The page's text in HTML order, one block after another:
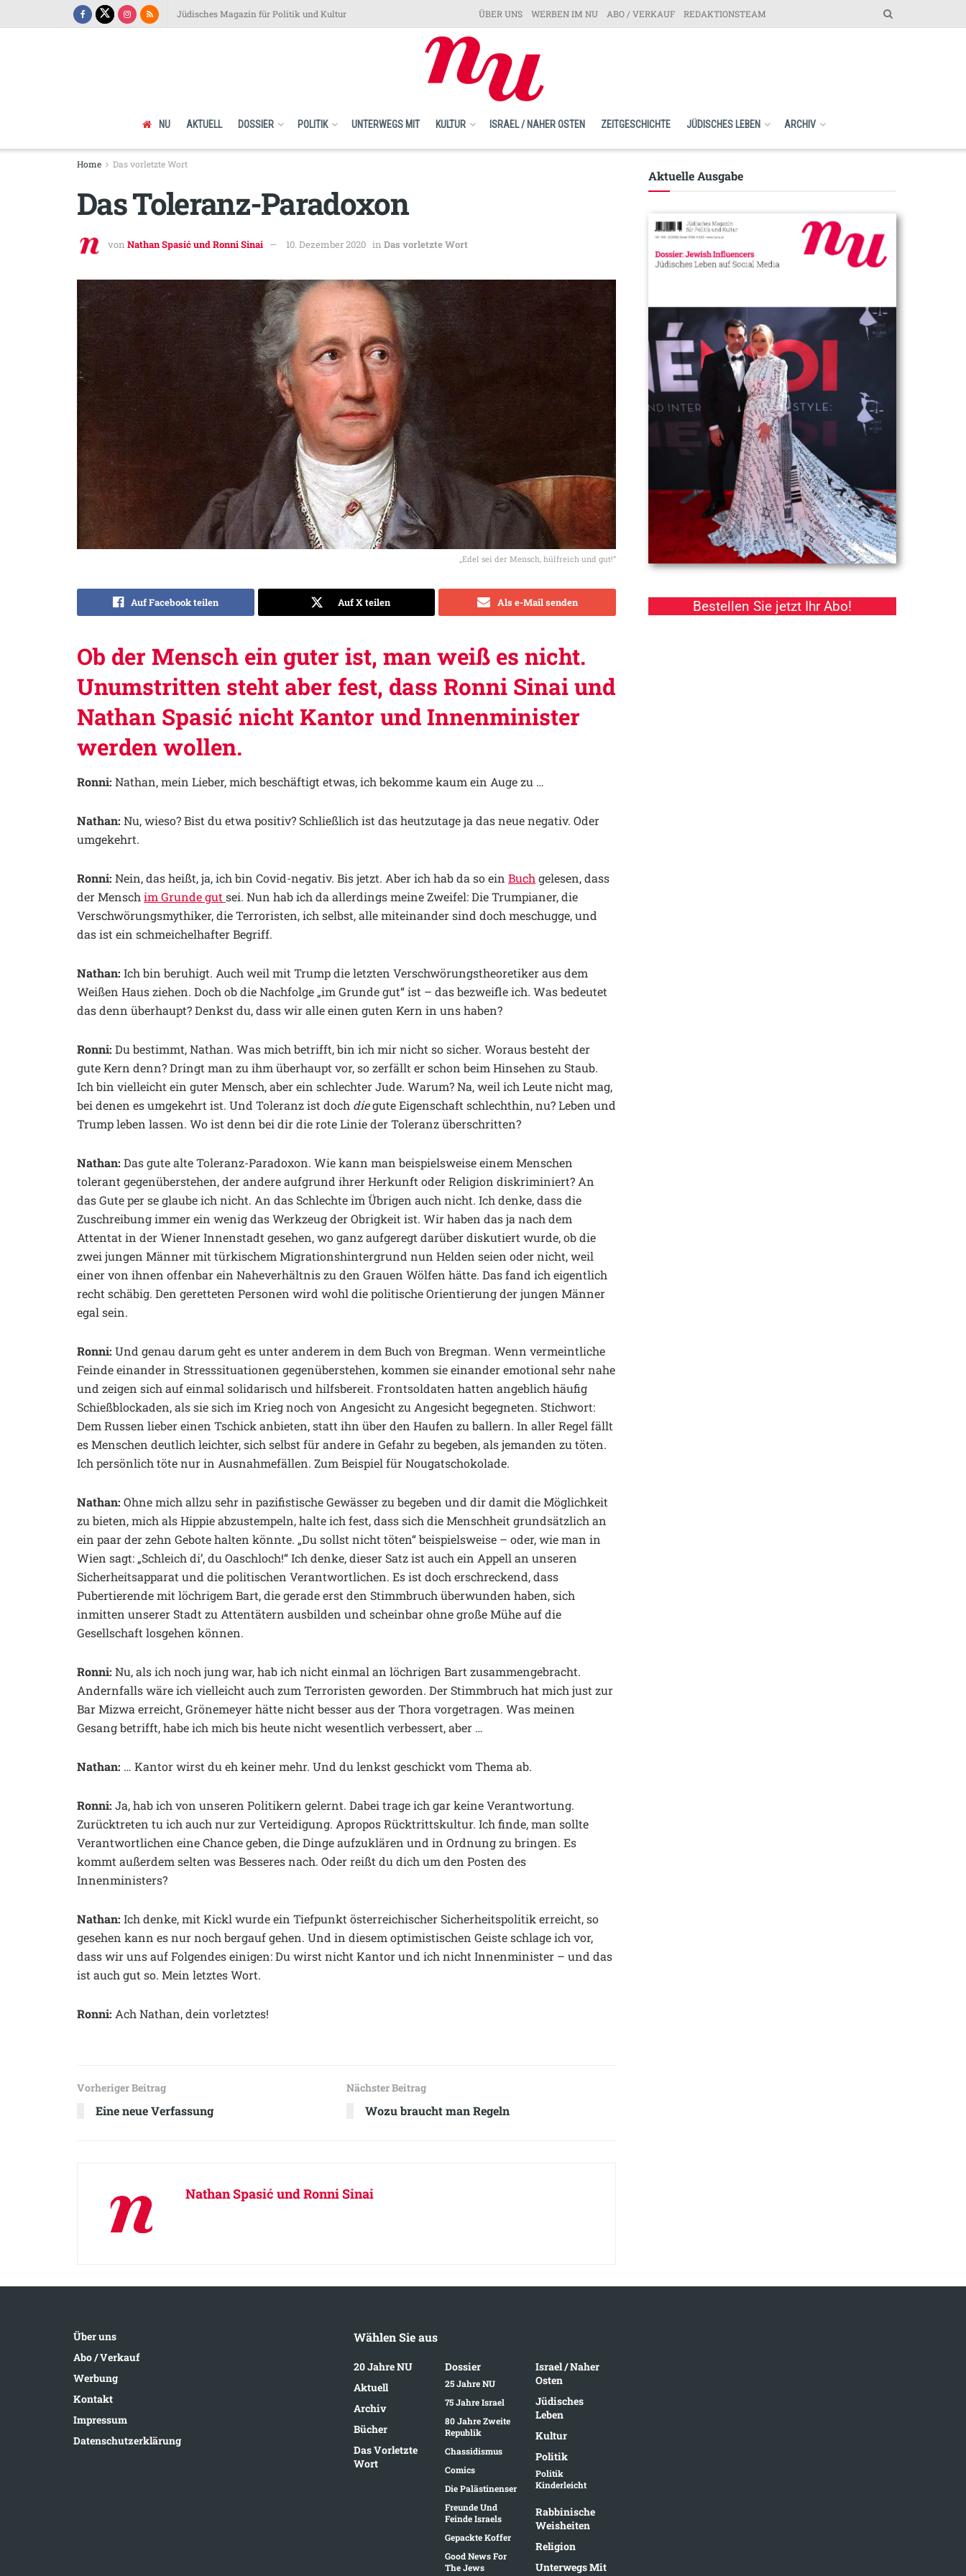
Jüdisches Magazin für Politik und Kultur ÜBER UNS WERBEN IM NU ABO / VERKAUF REDAKTIONSTEAM
NU AKTUELL DOSSIER POLITIK UNTERWEGS MIT KULTUR ISRAEL / NAHER OSTEN ZEITGESCHICHTE JÜDISCHES LEBEN ARCHIV
Home Das vorletzte Wort
Das Toleranz-Paradoxon
von Nathan Spasić und Ronni Sinai 10. Dezember 2020 in Das vorletzte Wort
„Edel sei der Mensch, hülfreich und gut!“
Auf Facebook teilen Auf X teilen Als e-Mail senden
Ob der Mensch ein guter ist, man weiß es nicht.
Unumstritten steht aber fest, dass Ronni Sinai und
Nathan Spasić nicht Kantor und Innenminister
werden wollen.
Ronni: Nathan, mein Lieber, mich beschäftigt etwas, ich bekomme kaum ein Auge zu …
Nathan: Nu, wieso? Bist du etwa positiv? Schließlich ist das heutzutage ja das neue negativ. Oder
umgekehrt.
Ronni: Nein, das heißt, ja, ich bin Covid-negativ. Bis jetzt. Aber ich hab da so ein Buchgelesen, dass
der Menschim Grunde gutsei. Nun hab ich da allerdings meine Zweifel: Die Trumpianer, die
Verschwörungsmythiker, die Terroristen, ich selbst, alle miteinander sind doch meschugge, und
das ist ein schmeichelhafter Begriff.
Nathan: Ich bin beruhigt. Auch weil mit Trump die letzten Verschwörungstheoretiker aus dem
Weißen Haus ziehen. Doch ob die Nachfolge „im Grunde gut“ ist – das bezweifle ich. Was bedeutet
das denn überhaupt? Denkst du, dass wir alle einen guten Kern in uns haben?
Ronni: Du bestimmt, Nathan. Was mich betrifft, bin ich mir nicht so sicher. Woraus besteht der
gute Kern denn? Dringt man zu ihm überhaupt vor, so zerfällt er schon beim Hinsehen zu Staub.
Ich bin vielleicht ein guter Mensch, aber ein schlechter Jude. Warum? Na, weil ich Leute nicht mag,
bei denen es umgekehrt ist. Und Toleranz ist doch diegute Eigenschaft schlechthin, nu? Leben und
Trump leben lassen. Wo ist denn bei dir die rote Linie der Toleranz überschritten?
Nathan: Das gute alte Toleranz-Paradoxon. Wie kann man beispielsweise einem Menschen
tolerant gegenüberstehen, der andere aufgrund ihrer Herkunft oder Religion diskriminiert? An
das Gute per se glaube ich nicht. An das Schlechte im Übrigen auch nicht. Ich denke, dass die
Zuschreibung immer ein wenig das Werkzeug der Obrigkeit ist. Wir haben das ja nach dem
Attentat in der Wiener Innenstadt gesehen, wo ganz aufgeregt darüber diskutiert wurde, ob die
zwei jungen Männer mit türkischem Migrationshintergrund nun Helden seien oder nicht, weil
einer von ihnen offenbar ein Naheverhältnis zu den Grauen Wölfen hätte. Das fand ich eigentlich
recht schäbig. Den geretteten Personen wird wohl die politische Orientierung der jungen Männer
egal sein.
Ronni: Und genau darum geht es unter anderem in dem Buch von Bregman. Wenn vermeintliche
Feinde einander in Stresssituationen gegenüberstehen, kommen sie einander emotional sehr nahe
und zeigen sich auf einmal solidarisch und hilfsbereit. Frontsoldaten hatten angeblich häufig
Schießblockaden, als sie sich im Krieg noch von Angesicht zu Angesicht begegneten. Stichwort:
Dem Russen lieber einen Tschick anbieten, statt ihn über den Haufen zu ballern. In aller Regel fällt
es Menschen deutlich leichter, sich selbst für andere in Gefahr zu begeben, als jemanden zu töten.
Ich persönlich töte nur in Ausnahmefällen. Zum Beispiel für Nougatschokolade.
Nathan: Ohne mich allzu sehr in pazifistische Gewässer zu begeben und dir damit die Möglichkeit
zu bieten, mich als Hippie abzustempeln, halte ich fest, dass sich die Menschheit grundsätzlich an
ein paar der zehn Gebote halten könnte. „Du sollst nicht töten“ beispielsweise – oder, wie man in
Wien sagt: „Schleich di’, du Oaschloch!“ Ich denke, dieser Satz ist auch ein Appell an unseren
Sicherheitsapparat und die politischen Verantwortlichen. Es ist doch erschreckend, dass
Pubertierende mit löchrigem Bart, die gerade erst den Stimmbruch überwunden haben, sich
inmitten unserer Stadt zu Attentätern ausbilden und scheinbar ohne große Mühe auf die
Gesellschaft losgehen können.
Ronni: Nu, als ich noch jung war, hab ich nicht einmal an löchrigen Bart zusammengebracht.
Andernfalls wäre ich vielleicht auch zum Terroristen geworden. Der Stimmbruch hat mich just zur
Bar Mizwa erreicht, Grönemeyer hätte nicht besser aus der Thora vorgetragen. Was meinen
Gesang betrifft, habe ich mich bis heute nicht wesentlich verbessert, aber …
Nathan: … Kantor wirst du eh keiner mehr. Und du lenkst geschickt vom Thema ab.
Ronni: Ja, hab ich von unseren Politikern gelernt. Dabei trage ich gar keine Verantwortung.
Zurücktreten tu ich auch nur zur Verteidigung. Apropos Rücktrittskultur. Ich finde, man sollte
Verantwortlichen eine Chance geben, die Dinge aufzuklären und in Ordnung zu bringen. Es
kommt außerdem selten was Besseres nach. Oder reißt du dich um den Posten des
Innenministers?
Nathan: Ich denke, mit Kickl wurde ein Tiefpunkt österreichischer Sicherheitspolitik erreicht, so
gesehen kann es nur noch bergauf gehen. Und in diesem optimistischen Geiste schlage ich vor,
dass wir uns auf Folgendes einigen: Du wirst nicht Kantor und ich nicht Innenminister – und das
ist auch gut so. Mein letztes Wort.
Ronni: Ach Nathan, dein vorletztes!
Vorheriger Beitrag
Eine neue Verfassung
Nächster Beitrag
Wozu braucht man Regeln
Nathan Spasić und Ronni Sinai
Aktuelle Ausgabe​
Bestellen Sie jetzt Ihr Abo!
Über uns
Abo / Verkauf
Werbung
Kontakt
Impressum
Datenschutzerklärung
Wählen Sie aus
20 Jahre NU
Aktuell
Archiv
Bücher
Das Vorletzte
Wort
Dossier
25 Jahre NU
75 Jahre Israel
80 Jahre Zweite
Republik
Chassidismus
Comics
Die Palästinenser
Freunde Und
Feinde Israels
Gepackte Koffer
Good News For
The Jews
Israel / Naher
Osten
Jüdisches
Leben
Kultur
Politik
Politik
Kinderleicht
Rabbinische
Weisheiten
Religion
Unterwegs Mit